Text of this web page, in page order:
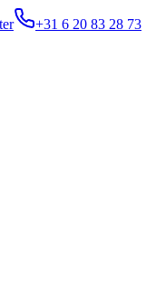
+31 6 20 83 28 73